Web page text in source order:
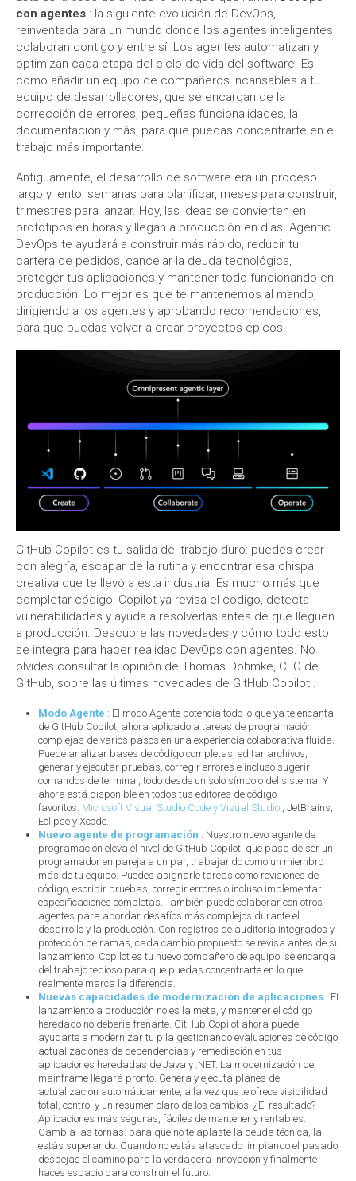
con agentes : la siguiente evolución de DevOps,
reinventada para un mundo donde los agentes inteligentes
colaboran contigo y entre sí. Los agentes automatizan y
optimizan cada etapa del ciclo de vida del software. Es
como añadir un equipo de compañeros incansables a tu
equipo de desarrolladores, que se encargan de la
corrección de errores, pequeñas funcionalidades, la
documentación y más, para que puedas concentrarte en el
trabajo más importante.
Antiguamente, el desarrollo de software era un proceso
largo y lento: semanas para planificar, meses para construir,
trimestres para lanzar. Hoy, las ideas se convierten en
prototipos en horas y llegan a producción en días. Agentic
DevOps te ayudará a construir más rápido, reducir tu
cartera de pedidos, cancelar la deuda tecnológica,
proteger tus aplicaciones y mantener todo funcionando en
producción. Lo mejor es que te mantenemos al mando,
dirigiendo a los agentes y aprobando recomendaciones,
para que puedas volver a crear proyectos épicos.
GitHub Copilot es tu salida del trabajo duro: puedes crear
con alegría, escapar de la rutina y encontrar esa chispa
creativa que te llevó a esta industria. Es mucho más que
completar código: Copilot ya revisa el código, detecta
vulnerabilidades y ayuda a resolverlas antes de que lleguen
a producción. Descubre las novedades y cómo todo esto
se integra para hacer realidad DevOps con agentes. No
olvides consultar la opinión de Thomas Dohmke, CEO de
GitHub, sobre las últimas novedades de GitHub Copilot .
Modo Agente : El modo Agente potencia todo lo que ya te encanta
de GitHub Copilot, ahora aplicado a tareas de programación
complejas de varios pasos en una experiencia colaborativa fluida.
Puede analizar bases de código completas, editar archivos,
generar y ejecutar pruebas, corregir errores e incluso sugerir
comandos de terminal, todo desde un solo símbolo del sistema. Y
ahora está disponible en todos tus editores de código
favoritos: Microsoft Visual Studio Code y Visual Studio, JetBrains,
Eclipse y Xcode.
Nuevo agente de programación : Nuestro nuevo agente de
programación eleva el nivel de GitHub Copilot, que pasa de ser un
programador en pareja a un par, trabajando como un miembro
más de tu equipo. Puedes asignarle tareas como revisiones de
código, escribir pruebas, corregir errores o incluso implementar
especificaciones completas. También puede colaborar con otros
agentes para abordar desafíos más complejos durante el
desarrollo y la producción. Con registros de auditoría integrados y
protección de ramas, cada cambio propuesto se revisa antes de su
lanzamiento. Copilot es tu nuevo compañero de equipo: se encarga
del trabajo tedioso para que puedas concentrarte en lo que
realmente marca la diferencia.
Nuevas capacidades de modernización de aplicaciones: El
lanzamiento a producción no es la meta, y mantener el código
heredado no debería frenarte. GitHub Copilot ahora puede
ayudarte a modernizar tu pila gestionando evaluaciones de código,
actualizaciones de dependencias y remediación en tus
aplicaciones heredadas de Java y .NET. La modernización del
mainframe llegará pronto. Genera y ejecuta planes de
actualización automáticamente, a la vez que te ofrece visibilidad
total, control y un resumen claro de los cambios. ¿El resultado?
Aplicaciones más seguras, fáciles de mantener y rentables.
Cambia las tornas: para que no te aplaste la deuda técnica, la
estás superando. Cuando no estás atascado limpiando el pasado,
despejas el camino para la verdadera innovación y finalmente
haces espacio para construir el futuro.